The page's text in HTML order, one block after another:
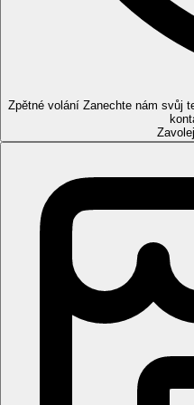
balkon/terasa
lednička
písčitá, lehátka a
zdarma
snídaně formou
- 10:30
k dispozici je
večeře výběrem z
venkovní
vnitřní
Zpětné volání Zanechte nám svůj